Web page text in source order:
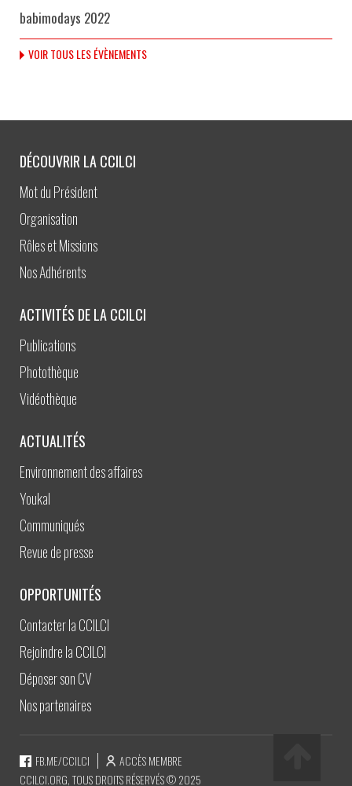
babimodays 2022
VOIR TOUS LES ÉVÈNEMENTS
DÉCOUVRIR LA CCILCI
Mot du Président
Organisation
Rôles et Missions
Nos Adhérents
ACTIVITÉS DE LA CCILCI
Publications
Photothèque
Vidéothèque
ACTUALITÉS
Environnement des affaires
Youkal
Communiqués
Revue de presse
OPPORTUNITÉS
Contacter la CCILCI
Rejoindre la CCILCI
Déposer son CV
Nos partenaires
CCILCI.ORG, TOUS DROITS RÉSERVÉS © 2025
FB.ME/CCILCI ACCÈS MEMBRE